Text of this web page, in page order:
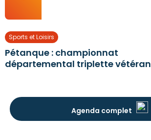
Sports et Loisirs
Pétanque : championnat
départemental triplette vétéran
Agenda complet